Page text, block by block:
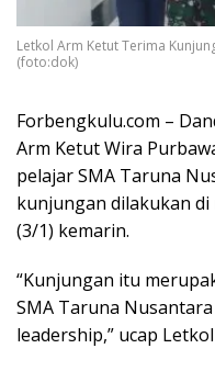
Letkol Arm Ketut Terima
(foto:dok)
Forbengkulu.com –
Arm Ketut Wira
pelajar SMA Taruna
kunjungan dilakukan
(3/1) kemarin.
“Kunjungan itu
SMA Taruna
leadership,” ucap